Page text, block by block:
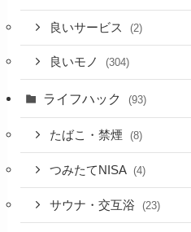
良いサービス (2)
良いモノ (304)
ライフハック (93)
たばこ・禁煙 (8)
つみたてNISA (4)
サウナ・交互浴 (23)